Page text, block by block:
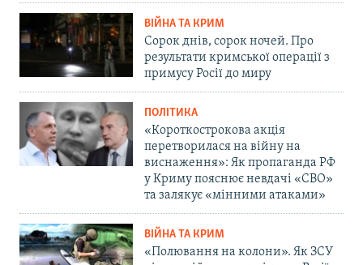
ВІЙНА ТА КРИМ
Сорок днів, сорок ночей. Про
результати кримської операції з
примусу Росії до миру
ПОЛІТИКА
«Короткострокова акція
перетворилася на війну на
виснаження»: Як пропаганда РФ
у Криму пояснює невдачі «СВО»
та залякує «мінними атаками»
ВІЙНА ТА КРИМ
«Полювання на колони». Як ЗСУ